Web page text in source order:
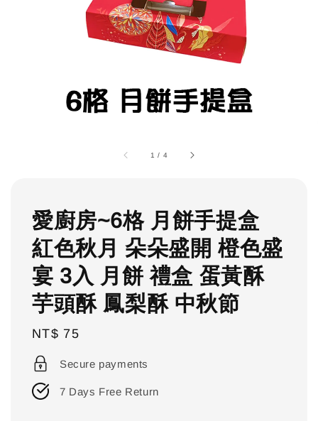
1 / 4
愛廚房~6格 月餅手提盒
紅色秋月 朵朵盛開 橙色盛
宴 3入 月餅 禮盒 蛋黃酥
芋頭酥 鳳梨酥 中秋節
Regular
price
NT$ 75
Secure payments
7 Days Free Return